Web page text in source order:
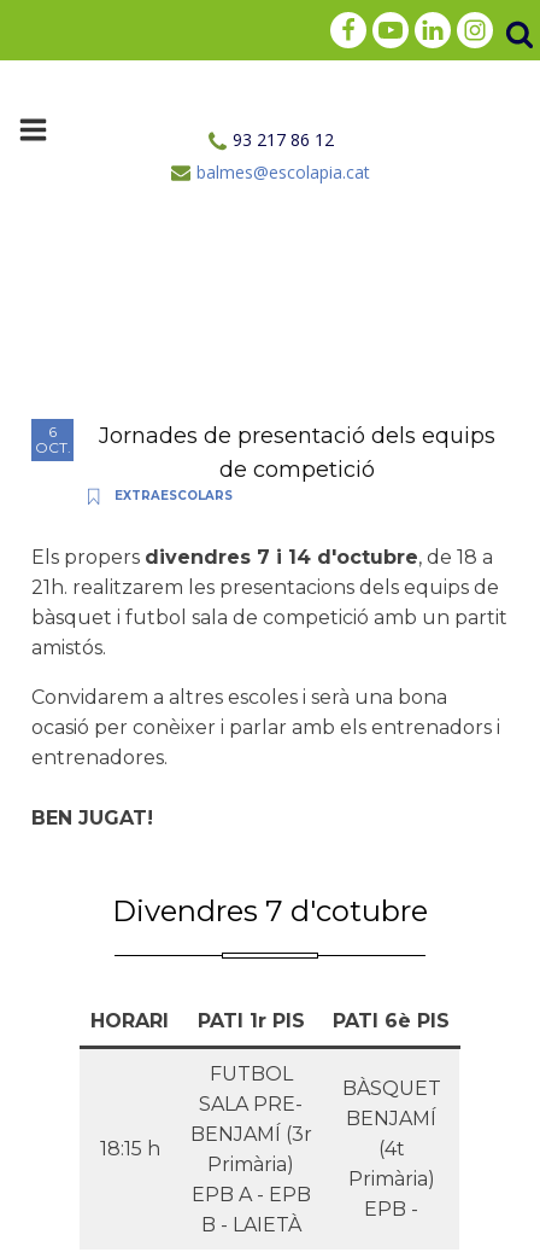
93 217 86 12
balmes@escolapia.cat
6
OCT.
Jornades de presentació dels equips
de competició
EXTRAESCOLARS
Els propers divendres 7 i 14 d'octubre, de 18 a
21h. realitzarem les presentacions dels equips de
bàsquet i futbol sala de competició amb un partit
amistós.
Convidarem a altres escoles i serà una bona
ocasió per conèixer i parlar amb els entrenadors i
entrenadores.
BEN JUGAT!
Divendres 7 d'cotubre
HORARI PATI 1r PIS PATI 6è PIS
18:15 h
FUTBOL
SALA PRE-
BENJAMÍ (3r
Primària)
EPB A - EPB
B - LAIETÀ
BÀSQUET
BENJAMÍ
(4t
Primària)
EPB -